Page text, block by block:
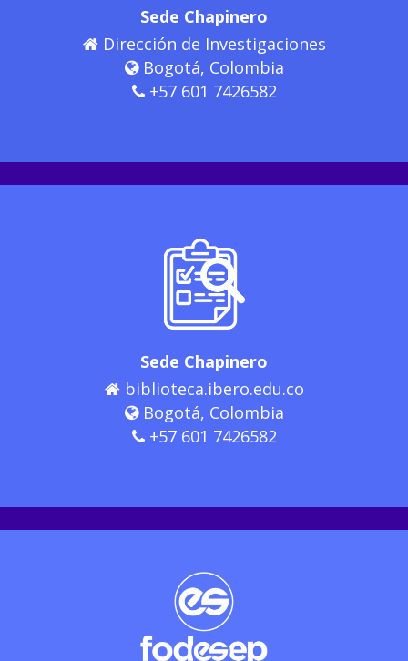
Sede Chapinero
Dirección de Investigaciones
Bogotá, Colombia
+57 601 7426582
Sede Chapinero
biblioteca.ibero.edu.co
Bogotá, Colombia
+57 601 7426582